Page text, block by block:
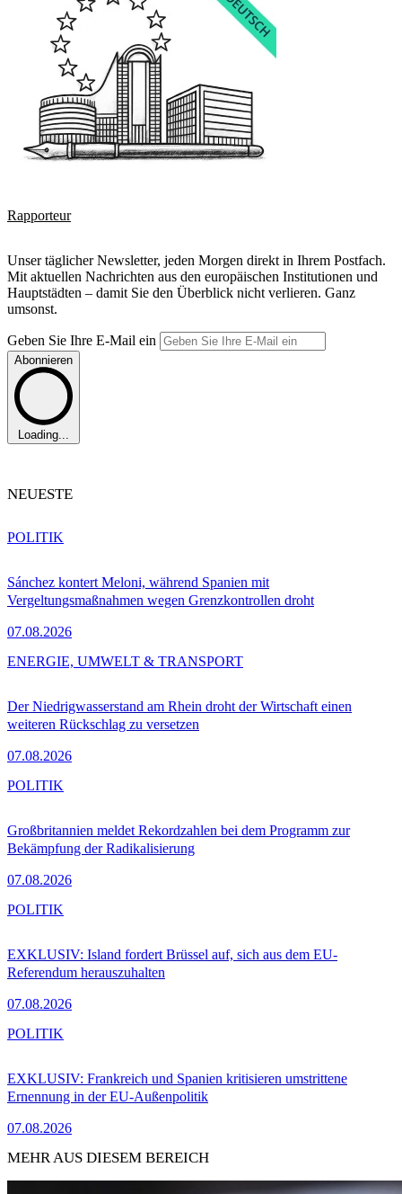
Rapporteur
Unser täglicher Newsletter, jeden Morgen direkt in Ihrem Postfach.
Mit aktuellen Nachrichten aus den europäischen Institutionen und
Hauptstädten – damit Sie den Überblick nicht verlieren. Ganz
umsonst.
Geben Sie Ihre E-Mail ein
Abonnieren
Loading...
NEUESTE
Sánchez kontert Meloni, während Spanien mit
Vergeltungsmaßnahmen wegen Grenzkontrollen droht
07.08.2026
POLITIK
Der Niedrigwasserstand am Rhein droht der Wirtschaft einen
weiteren Rückschlag zu versetzen
07.08.2026
ENERGIE, UMWELT & TRANSPORT
Großbritannien meldet Rekordzahlen bei dem Programm zur
Bekämpfung der Radikalisierung
07.08.2026
POLITIK
EXKLUSIV: Island fordert Brüssel auf, sich aus dem EU-
Referendum herauszuhalten
07.08.2026
POLITIK
EXKLUSIV: Frankreich und Spanien kritisieren umstrittene
Ernennung in der EU-Außenpolitik
07.08.2026
POLITIK
MEHR AUS DIESEM BEREICH